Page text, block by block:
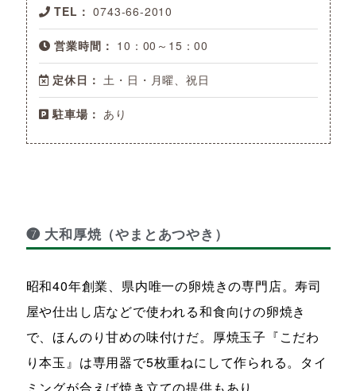
TEL： 0743-66-2010
営業時間： 10：00～15：00
定休日： 土・日・月曜、祝日
駐車場： あり
❼ 大和厚焼（やまとあつやき）
昭和40年創業、県内唯一の卵焼きの専門店。寿司
屋や仕出し店などで使われる和食向けの卵焼き
で、ほんのり甘めの味付けだ。厚焼玉子『こだわ
り本玉』は専用器で5枚重ねにして作られる。タイ
ミングが合えば焼き立ての提供もあり。